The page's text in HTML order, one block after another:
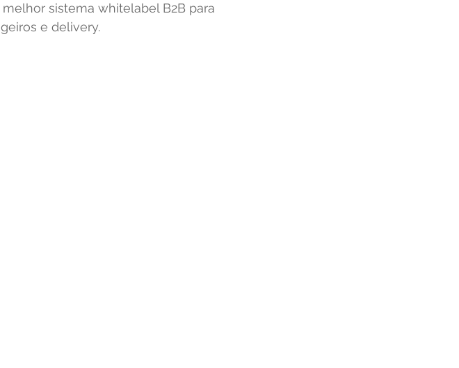
melhor sistema whitelabel B2B para
e delivery.